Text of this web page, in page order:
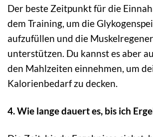
Der beste Zeitpunkt für die
dem Training, um die
aufzufüllen und die
unterstützen. Du kannst es aber
den Mahlzeiten einnehmen, um
Kalorienbedarf zu decken.
4. Wie lange dauert es, bis ich